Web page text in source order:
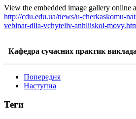
View the embedded image gallery online
http://cdu.edu.ua/news/u-cherkaskomu-
vebinar-dlia-vchyteliv-anhliiskoi-
Кафедра сучасних практик
Попередня
Наступна
Теги